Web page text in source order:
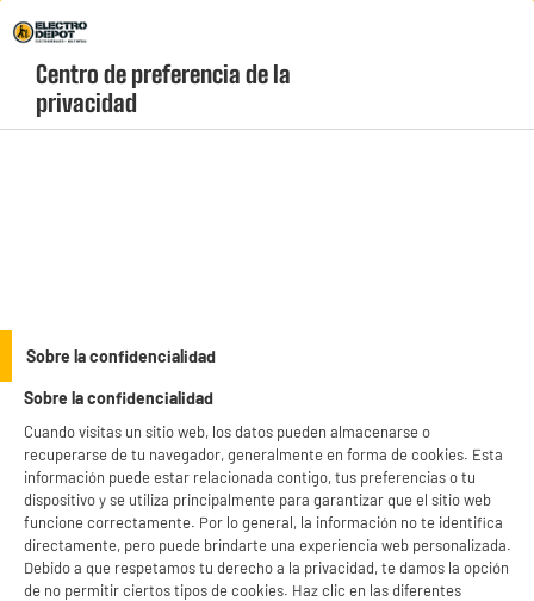
Menú
geolocation-header-icon-text
account
Centro de preferencia de la
privacidad
Sobre la confidencialidad
Sobre la confidencialidad
Cuando visitas un sitio web, los datos pueden almacenarse o
recuperarse de tu navegador, generalmente en forma de cookies. Esta
información puede estar relacionada contigo, tus preferencias o tu
dispositivo y se utiliza principalmente para garantizar que el sitio web
funcione correctamente. Por lo general, la información no te identifica
directamente, pero puede brindarte una experiencia web personalizada.
Debido a que respetamos tu derecho a la privacidad, te damos la opción
de no permitir ciertos tipos de cookies. Haz clic en las diferentes